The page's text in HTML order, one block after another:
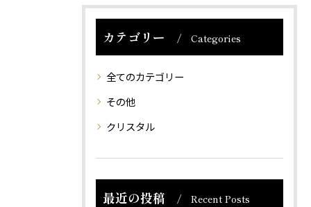
カテゴリー Categories
全てのカテゴリー
その他
クリスタル
最近の投稿 Recent Posts